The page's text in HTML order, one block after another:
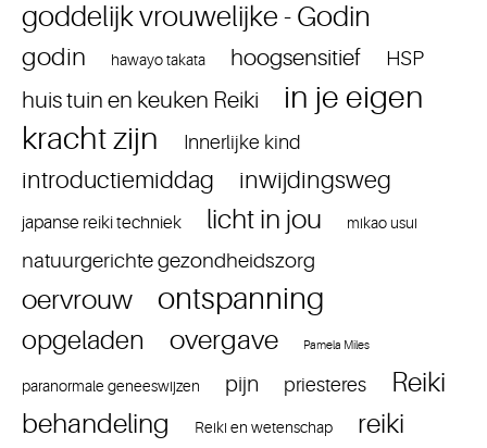
goddelijk vrouwelijke - Godin
godin hawayo takata hoogsensitief HSP
huis tuin en keuken Reiki
in je eigen
kracht zijn
Innerlijke kind
introductiemiddag inwijdingsweg
japanse reiki techniek licht in jou mikao usui
natuurgerichte gezondheidszorg
oervrouw ontspanning
opgeladen overgave Pamela Miles
paranormale geneeswijzen pijn priesteres
Reiki
behandeling
Reiki en wetenschap
reiki